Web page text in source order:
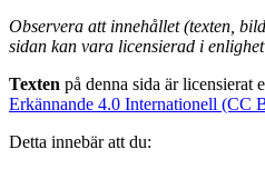
Observera att innehållet (texten,
sidan kan vara licensierad i
Texten på denna sida är licensierat
Erkännande 4.0 Internationell (CC
Detta innebär att du: